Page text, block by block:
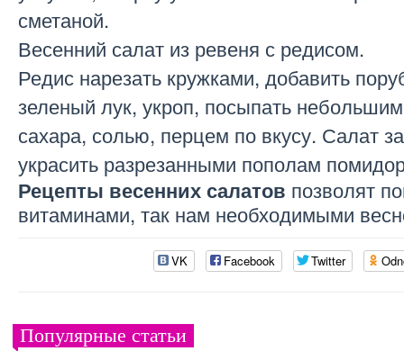
сметаной.
Весенний салат из ревеня с редисом.
Редис нарезать кружками, добавить
зеленый лук, укроп, посыпать
сахара, солью, перцем по вкусу. Салат
украсить разрезанными пополам
Рецепты весенних салатов позволят
витаминами, так нам необходимыми
VK Facebook Twitter
Популярные статьи